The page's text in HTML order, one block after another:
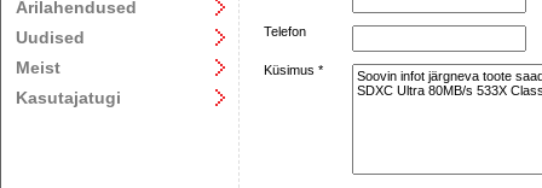
Ärilahendused
Uudised
Meist
Kasutajatugi
Telefon
Küsimus *